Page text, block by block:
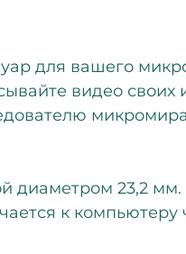
для вашего
видео своих
микромира,
диаметром 23,2
к компьютеру